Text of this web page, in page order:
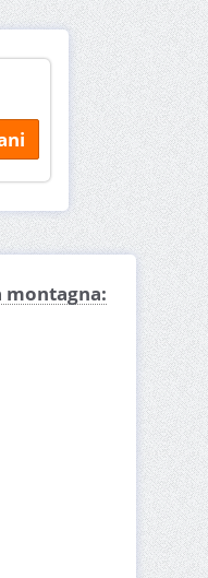
montagna: